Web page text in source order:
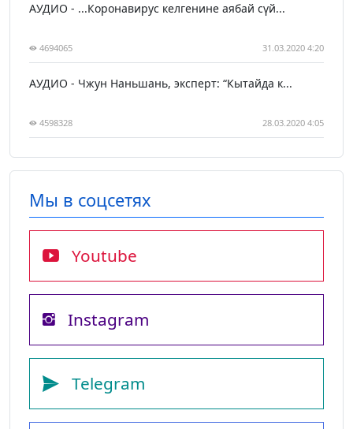
АУДИО - ...Коронавирус келгенине аябай сүй...
4694065 31.03.2020 4:20
АУДИО - Чжун Наньшань, эксперт: “Кытайда к...
4598328 28.03.2020 4:05
Мы в соцсетях
Youtube
Instagram
Telegram